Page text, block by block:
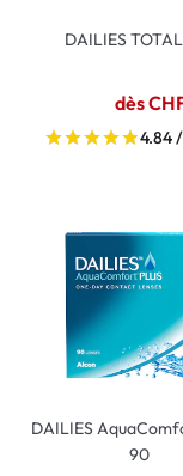
DAILIES
dès
4.84
DAILIES
90